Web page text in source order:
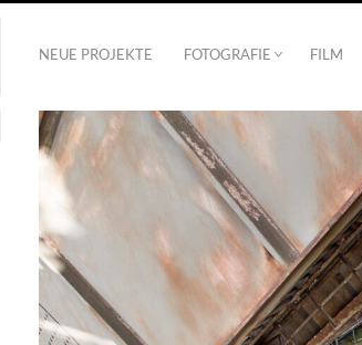
NEUE PROJEKTE FOTOGRAFIE FILM